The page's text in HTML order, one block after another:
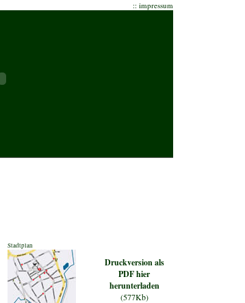
:: impressum
Stadtplan
Druckversion als
PDF hier
herunterladen
(577Kb)